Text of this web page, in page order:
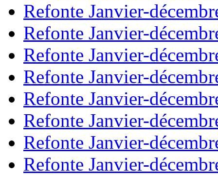
Refonte Janvier-
Refonte Janvier-
Refonte Janvier-
Refonte Janvier-
Refonte Janvier-
Refonte Janvier-
Refonte Janvier-
Refonte Janvier-